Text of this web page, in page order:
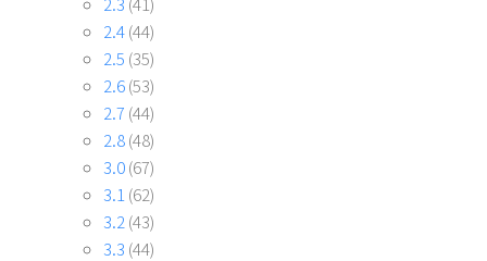
2.4(44)
2.5 (35)
2.6(53)
2.7 (44)
2.8(48)
3.0(67)
3.1 (62)
3.2 (43)
3.3 (44)